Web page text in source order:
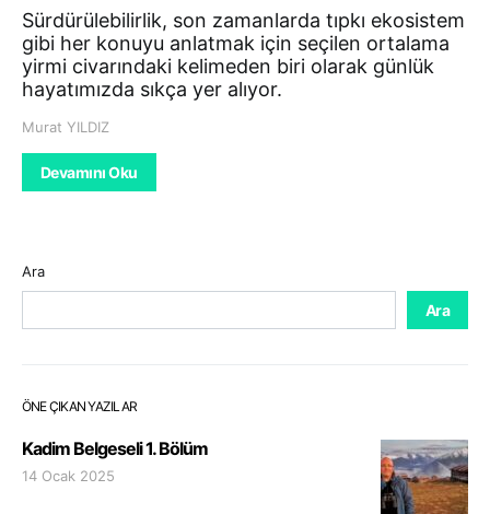
Sürdürülebilirlik, son zamanlarda tıpkı ekosistem
gibi her konuyu anlatmak için seçilen ortalama
yirmi civarındaki kelimeden biri olarak günlük
hayatımızda sıkça yer alıyor.
Murat YILDIZ
Devamını Oku
Ara
Ara
ÖNE ÇIKAN YAZILAR
Kadim Belgeseli 1. Bölüm
14 Ocak 2025